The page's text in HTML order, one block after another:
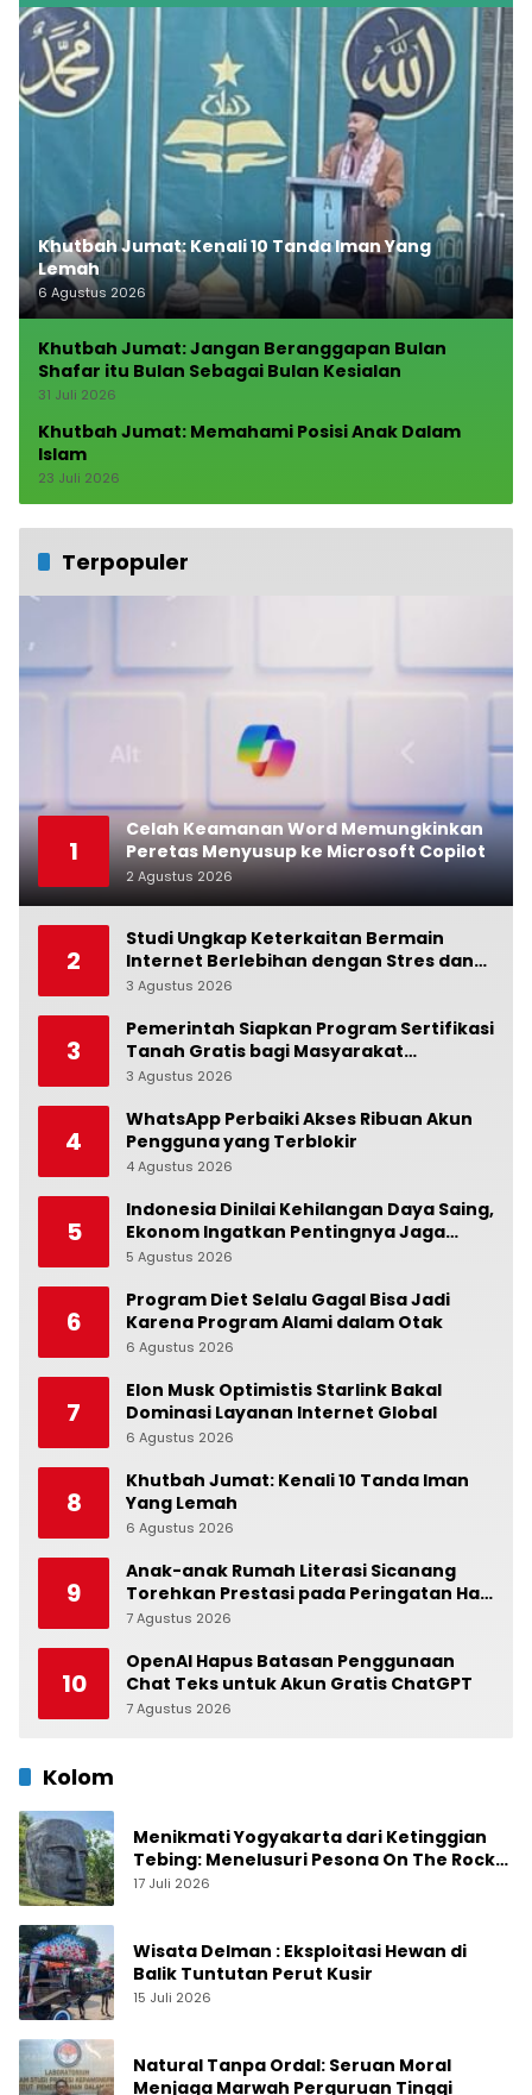
Khutbah Jumat: Kenali 10 Tanda Iman Yang
Lemah
6 Agustus 2026
Khutbah Jumat: Jangan Beranggapan Bulan
Shafar itu Bulan Sebagai Bulan Kesialan
31 Juli 2026
Khutbah Jumat: Memahami Posisi Anak Dalam
Islam
23 Juli 2026
Terpopuler
1
Celah Keamanan Word Memungkinkan
Peretas Menyusup ke Microsoft Copilot
2 Agustus 2026
2
Studi Ungkap Keterkaitan Bermain
Internet Berlebihan dengan Stres dan
Suasana Hati
3 Agustus 2026
3
Pemerintah Siapkan Program Sertifikasi
Tanah Gratis bagi Masyarakat
Berpenghasilan Rendah
3 Agustus 2026
4
WhatsApp Perbaiki Akses Ribuan Akun
Pengguna yang Terblokir
4 Agustus 2026
5
Indonesia Dinilai Kehilangan Daya Saing,
Ekonom Ingatkan Pentingnya Jaga
Independensi Bank Indonesia
5 Agustus 2026
6
Program Diet Selalu Gagal Bisa Jadi
Karena Program Alami dalam Otak
6 Agustus 2026
7
Elon Musk Optimistis Starlink Bakal
Dominasi Layanan Internet Global
6 Agustus 2026
8
Khutbah Jumat: Kenali 10 Tanda Iman
Yang Lemah
6 Agustus 2026
9
Anak-anak Rumah Literasi Sicanang
Torehkan Prestasi pada Peringatan Hari
Anak Nasional di Kecamatan Medan
7 Agustus 2026
10
OpenAI Hapus Batasan Penggunaan
Chat Teks untuk Akun Gratis ChatGPT
7 Agustus 2026
Kolom
Menikmati Yogyakarta dari Ketinggian
Tebing: Menelusuri Pesona On The Rock
Jogja yang Sedang Naik Daun
17 Juli 2026
Wisata Delman : Eksploitasi Hewan di
Balik Tuntutan Perut Kusir
15 Juli 2026
Natural Tanpa Ordal: Seruan Moral
Menjaga Marwah Perguruan Tinggi